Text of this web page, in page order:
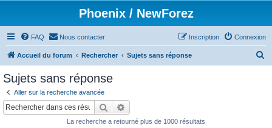
Phoenix / NewForez
FAQ Nous contacter Connexion
Inscription
Accueil du forum Rechercher Sujets sans réponse
Sujets sans réponse
Aller sur la recherche avancée
Rechercher
La recherche a retourné plus de 1000 résultats